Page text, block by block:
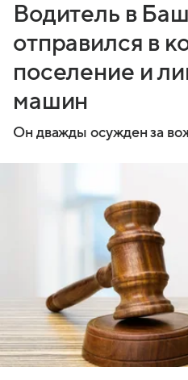
Водитель в
отправился в
поселение и
машин
Он дважды осужден за